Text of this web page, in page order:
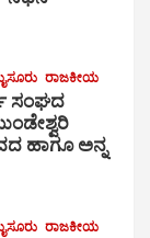
ರಾಜಕೀಯ
ಸಂಘದ
ಹಾಗೂ ಅನ್ನ
ರಾಜಕೀಯ